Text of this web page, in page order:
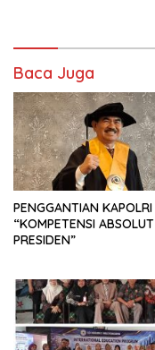
Baca Juga
PENGGANTIAN KAPOLRI
“KOMPETENSI ABSOLUT
PRESIDEN”